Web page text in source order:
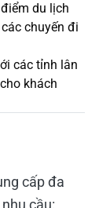
du lịch
chuyến đi
các tỉnh lân
khách
cấp đa
cầu: